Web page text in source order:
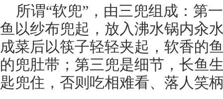
所谓“软兜”，由三兜组成：第
鱼以纱布兜起，放入沸水锅内汆
成菜后以筷子轻轻夹起，软香的
的兜肚带；第三兜是细节，长鱼
匙兜住，否则吃相难看、落人笑